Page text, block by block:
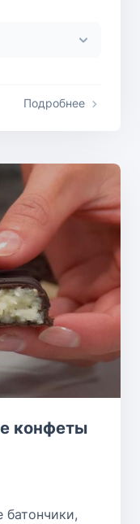
Подробнее
конфеты
батончики,